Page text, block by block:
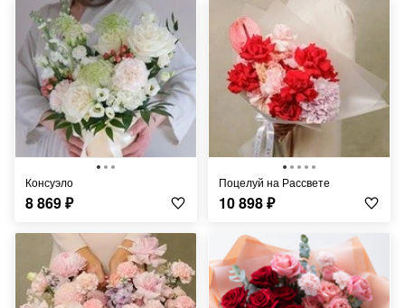
Консуэло
8 869₽
Поцелуй на Рассвете
10 898₽